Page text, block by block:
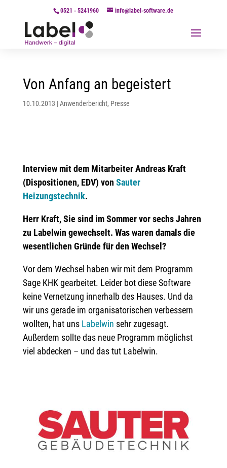
0521 - 5241960 info@label-software.de
Von Anfang an begeistert
10.10.2013 |Anwenderbericht, Presse
Interview mit dem Mitarbeiter Andreas Kraft
(Dispositionen, EDV) von Sauter
Heizungstechnik.
Herr Kraft, Sie sind im Sommer vor sechs Jahren
zu Labelwin gewechselt. Was waren damals die
wesentlichen Gründe für den Wechsel?
Vor dem Wechsel haben wir mit dem Programm
Sage KHK gearbeitet. Leider bot diese Software
keine Vernetzung innerhalb des Hauses. Und da
wir uns gerade im organisatorischen verbessern
wollten, hat uns Labelwin sehr zugesagt.
Außerdem sollte das neue Programm möglichst
viel abdecken – und das tut Labelwin.